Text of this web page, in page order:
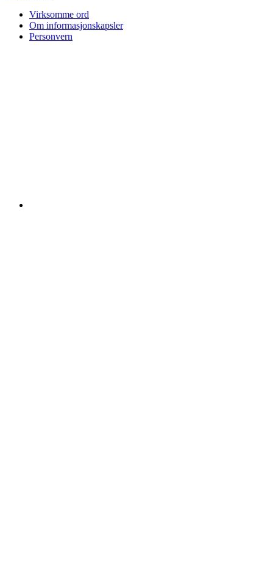
Virksomme ord
Om informasjonskapsler
Personvern